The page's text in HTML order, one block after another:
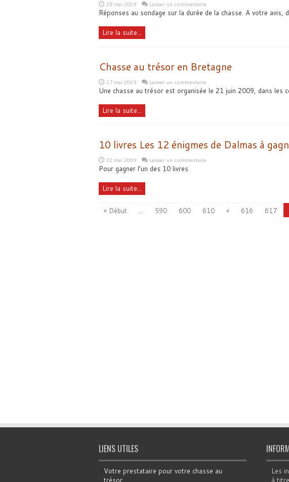
28 mai 2009 Laisser un commentaire
Réponses au sondage sur la durée de la chasse. A votre avis,
Lire la suite...
Chasse au trésor en Bretagne
27 mai 2009 Laisser un commentaire
Une chasse au trésor est organisée le 21 juin 2009, dans les
Lire la suite...
10 livres Les 12 énigmes de Dalmas à
22 mai 2009 Laisser un commentaire
Pour gagner l’un des 10 livres
Lire la suite...
« Début ... 590 600 610 « 616 617
LIENS UTILES
Votre prestataire pour votre chasse au
trésor
Les
à